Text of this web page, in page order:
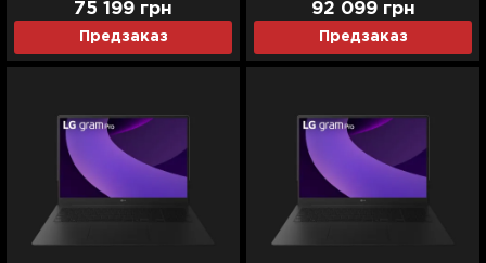
(SSD)/Iris Xe) (14Z90R-
K.ADB9U2) (Standard)
Предзаказ
75 199 грн
(SSD)/Iris Xe) (14Z90R-
K.ADB9U3) (Standard)
Предзаказ
92 099 грн